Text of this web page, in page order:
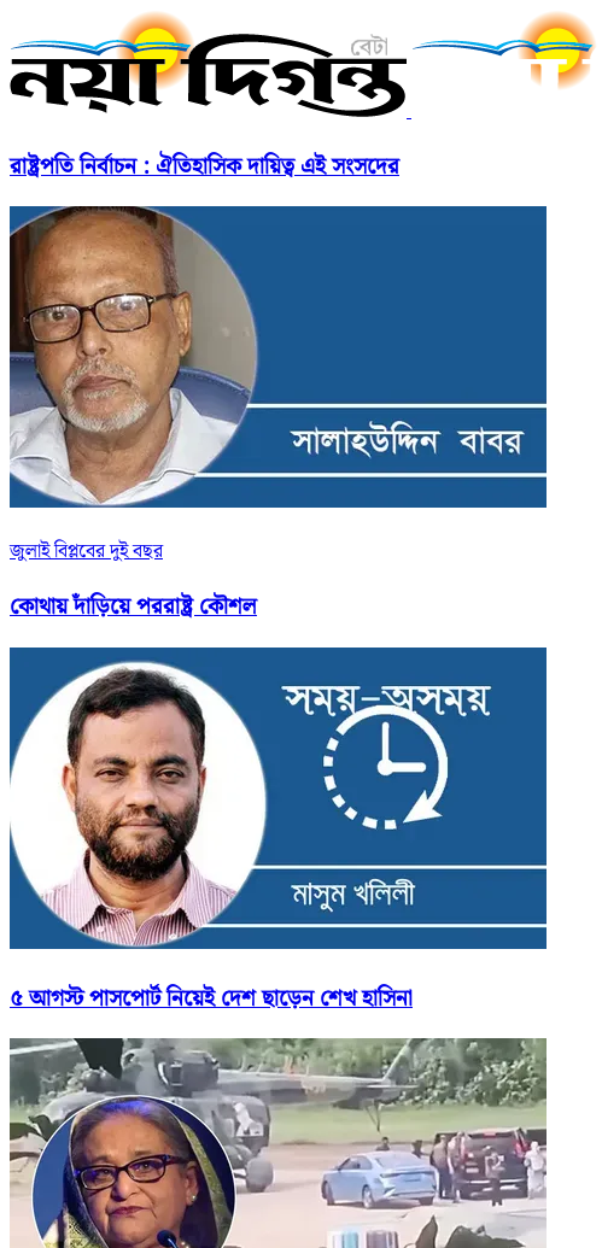
রাষ্ট্রপতি নির্বাচন : ঐতিহাসিক দায়িত্ব এই সংসদের
জুলাই বিপ্লবের দুই বছর
কোথায় দাঁড়িয়ে পররাষ্ট্র কৌশল
৫ আগস্ট পাসপোর্ট নিয়েই দেশ ছাড়েন শেখ হাসিনা